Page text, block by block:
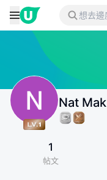
Nat Mak
1
帖文